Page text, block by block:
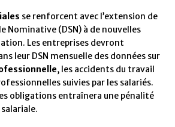
se renforcent avec l’extension de
Nominative (DSN) à de nouvelles
Les entreprises devront
leur DSN mensuelle des données sur
, les accidents du travail
suivies par les salariés.
obligations entraînera une pénalité
salariale.